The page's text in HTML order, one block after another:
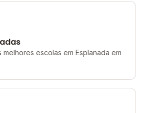
melhores escolas em Esplanada em